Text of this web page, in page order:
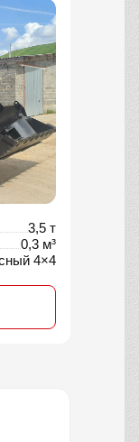
3,5 т
0,3 м³
4×4